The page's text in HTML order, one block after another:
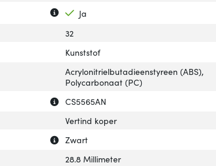
Uitleg over 'Plug and play'
Verberg uitleg over 'Plug and play'
Ja
32
Kunststof
Acrylonitrielbutadieenstyreen (ABS),
Polycarbonaat (PC)
Uitleg over 'Chipset'
Verberg uitleg over 'Chipset'
CS5565AN
Vertind koper
Uitleg over 'Kleur van het product'
Verberg uitleg over 'Kleur van het product'
Zwart
28.8 Millimeter